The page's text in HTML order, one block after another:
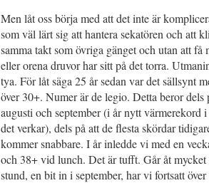
Men låt oss börja med att det inte är
som väl lärt sig att hantera sekatören och att
samma takt som övriga gänget och utan att få
eller orena druvor har sitt på det torra.
tya. För låt säga 25 år sedan var det sällsynt
över 30+. Numer är de legio. Detta beror dels
augusti och september (i år nytt värmerekord
det verkar), dels på att de flesta skördar
kommer snabbare. I år inledde vi med en
och 38+ vid lunch. Det är tufft. Går åt
stund, en bit in i september, har vi fortsatt